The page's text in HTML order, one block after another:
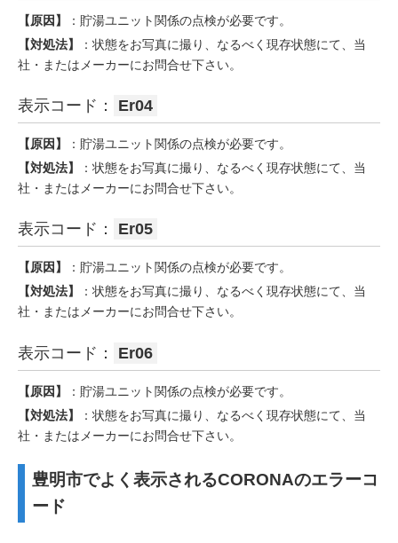
【原因】
：貯湯ユニット関係の点検が必要です。
【対処法】
：状態をお写真に撮り、なるべく現存状態にて、当
社・またはメーカーにお問合せ下さい。
表示コード： Er04
【原因】
：貯湯ユニット関係の点検が必要です。
【対処法】
：状態をお写真に撮り、なるべく現存状態にて、当
社・またはメーカーにお問合せ下さい。
表示コード： Er05
【原因】
：貯湯ユニット関係の点検が必要です。
【対処法】
：状態をお写真に撮り、なるべく現存状態にて、当
社・またはメーカーにお問合せ下さい。
表示コード： Er06
【原因】
：貯湯ユニット関係の点検が必要です。
【対処法】
：状態をお写真に撮り、なるべく現存状態にて、当
社・またはメーカーにお問合せ下さい。
豊明市でよく表示されるCORONAのエラーコ
ード